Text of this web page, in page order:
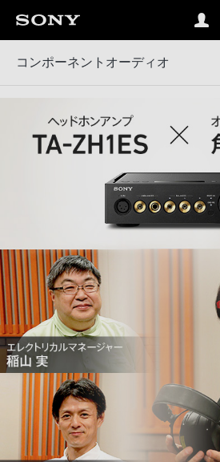
コンポーネントオーディオ